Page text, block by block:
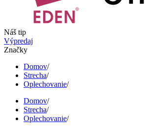
Náš tip
Výpredaj
Značky
Domov/
Strecha/
Oplechovanie/
Domov/
Strecha/
Oplechovanie/